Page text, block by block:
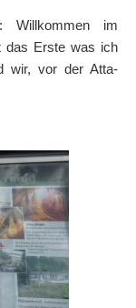
das Erste was ich
wir, vor der Atta-